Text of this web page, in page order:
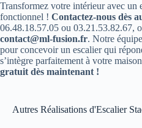
Transformez votre intérieur avec un
fonctionnel ! Contactez-nous dès
06.48.18.57.05 ou 03.21.53.82.67,
contact@ml-fusion.fr. Notre
pour concevoir un escalier qui
s’intègre parfaitement à votre
gratuit dès maintenant !
Autres Réalisations d'Escalier